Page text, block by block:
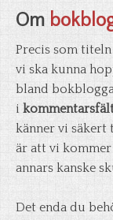
Om
Precis som
vi ska kunna
bland
i
känner vi
är att vi
annars kanske
Det enda du